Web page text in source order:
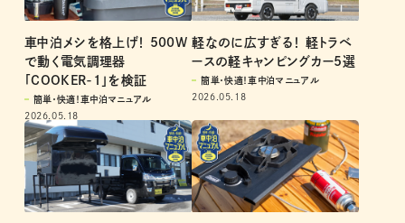
車中泊メシを格上げ！ 500W
で動く電気調理器
「COOKER-1」を検証
簡単・快適！車中泊マニュアル
2026.05.18
軽なのに広すぎる！ 軽トラベ
ースの軽キャンピングカー5選
簡単・快適！車中泊マニュアル
2026.05.18